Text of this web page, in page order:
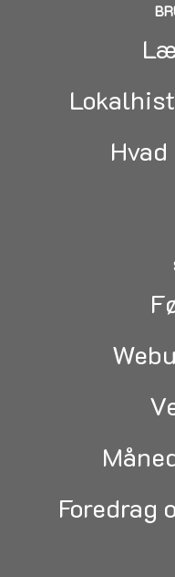
Foredrag